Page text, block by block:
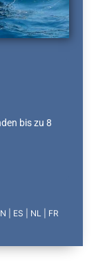
bis zu 8
| ES | NL | FR